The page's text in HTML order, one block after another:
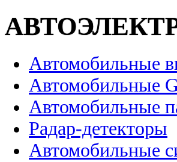
Автомобильные
Автомобильные
Автомобильные
Радар-детекторы
Автомобильные